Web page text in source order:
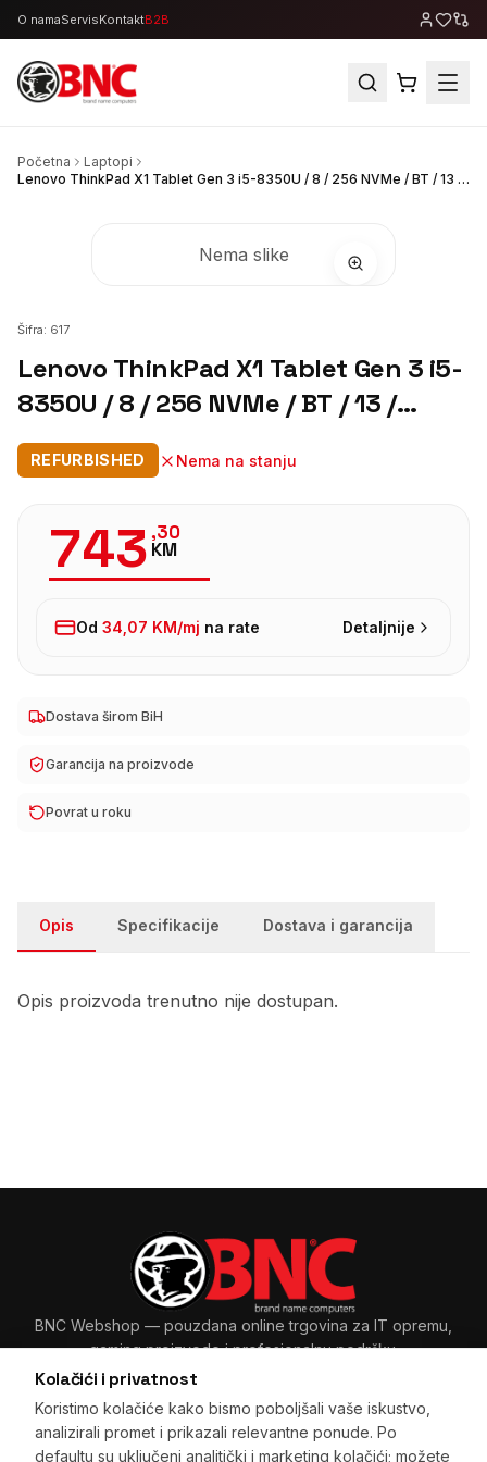
O namaServisKontaktB2B
Kolačići i privatnost
Koristimo kolačiće kako bismo poboljšali vaše iskustvo,
analizirali promet i prikazali relevantne ponude. Po
defaultu su uključeni analitički i marketing kolačići; možete
Početna
Laptopi
Lenovo ThinkPad X1 Tablet Gen 3 i5-8350U / 8 / 256 NVMe / BT / 13 / touch
Nema slike
Šifra: 617
Lenovo ThinkPad X1 Tablet Gen 3 i5-
8350U / 8 / 256 NVMe / BT / 13 /
touch
REFURBISHED Nema na stanju
743,30
KM
Od 34,07 KM/mj na rate Detaljnije
Dostava širom BiH
Garancija na proizvode
Povrat u roku
Opis Specifikacije Dostava i garancija
Opis proizvoda trenutno nije dostupan.
BNC Webshop — pouzdana online trgovina za IT opremu,
gaming proizvode i profesionalnu podršku.
Sarajevo, BiH
+387 33 265 465 · +387 61 89 11 48